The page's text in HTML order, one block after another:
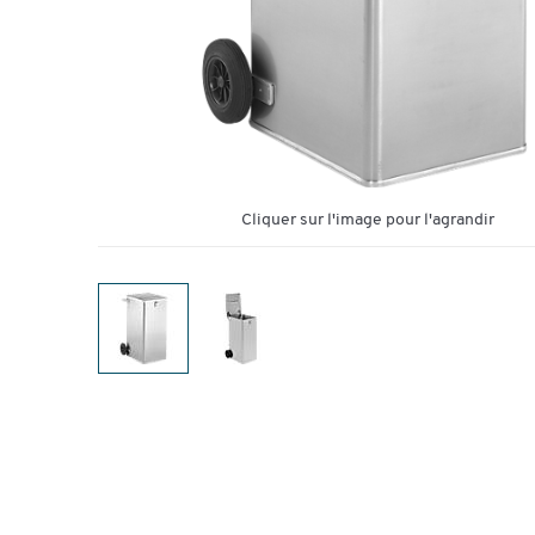
Cliquer sur l'image pour l'agrandir